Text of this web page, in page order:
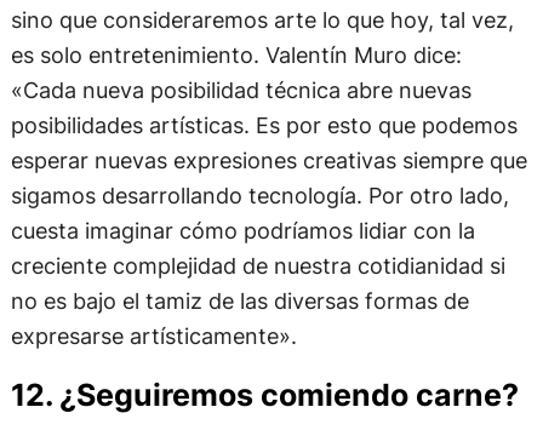
sino que consideraremos arte lo que hoy, tal vez,
es solo entretenimiento. Valentín Muro dice:
«Cada nueva posibilidad técnica abre nuevas
posibilidades artísticas. Es por esto que podemos
esperar nuevas expresiones creativas siempre que
sigamos desarrollando tecnología. Por otro lado,
cuesta imaginar cómo podríamos lidiar con la
creciente complejidad de nuestra cotidianidad si
no es bajo el tamiz de las diversas formas de
expresarse artísticamente».
12. ¿Seguiremos comiendo carne?